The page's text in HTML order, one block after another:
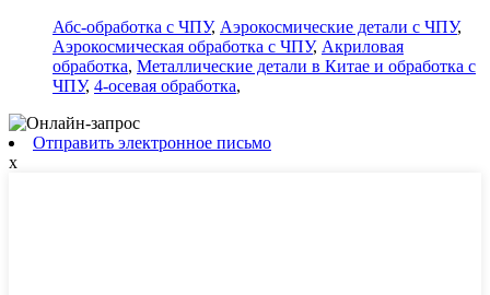
Абс-обработка с ЧПУ, Аэрокосмические детали с ЧПУ,
Аэрокосмическая обработка с ЧПУ, Акриловая
обработка, Металлические детали в Китае и обработка с
ЧПУ, 4-осевая обработка,
Отправить электронное письмо
x